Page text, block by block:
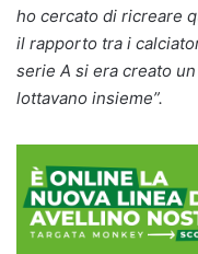
ho cercato di ricreare
il rapporto tra i
serie A si era creato
lottavano insieme”.